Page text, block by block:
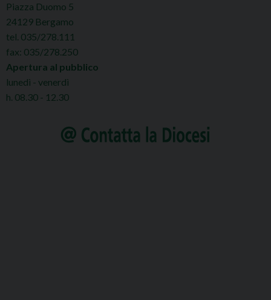
Piazza Duomo 5
24129 Bergamo
tel. 035/278.111
fax: 035/278.250
Apertura al pubblico
lunedì - venerdì
h. 08.30 - 12.30